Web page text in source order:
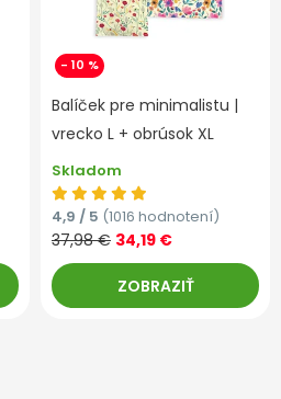
- 10 %
Balíček pre minimalistu |
vrecko L + obrúsok XL
Skladom
4,9 / 5 (1016 hodnotení)
37,98 € 34,19 €
ZOBRAZIŤ